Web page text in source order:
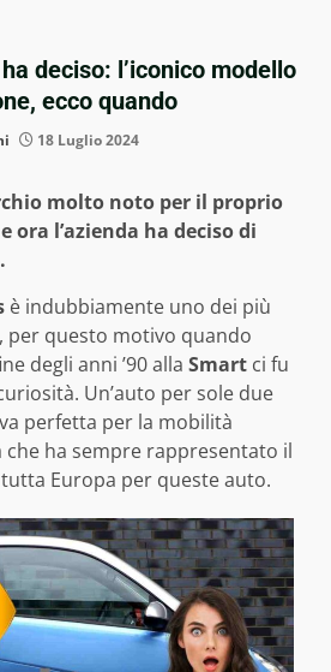
deciso: l’iconico modello
ecco quando
18 Luglio 2024
molto noto per il proprio
ora l’azienda ha deciso di
è indubbiamente uno dei più
per questo motivo quando
degli anni ’90 alla Smart ci fu
Un’auto per sole due
perfetta per la mobilità
che ha sempre rappresentato il
Europa per queste auto.